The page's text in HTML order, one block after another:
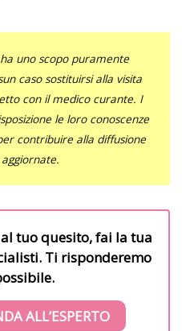
uno scopo puramente
caso sostituirsi alla visita
con il medico curante. I
le loro conoscenze
contribuire alla diffusione
tuo quesito, fai la tua
Ti risponderemo
ALL’ESPERTO